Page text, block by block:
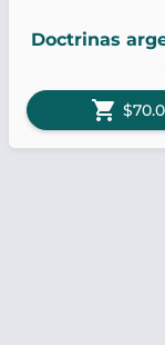
Doctrinas
shopping_cart